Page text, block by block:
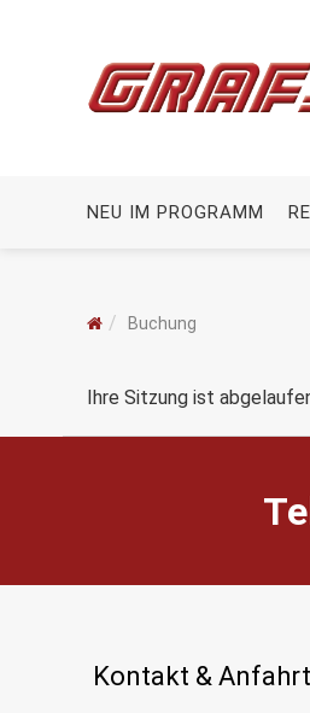
NEU IM PROGRAMM
Buchung
Ihre Sitzung ist
Kontakt & Anfahrt